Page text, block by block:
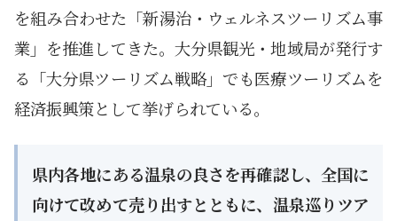
を組み合わせた「新湯治・ウェルネスツーリズム事
業」を推進してきた。大分県観光・地域局が発行す
る「大分県ツーリズム戦略」でも医療ツーリズムを
経済振興策として挙げられている。
県内各地にある温泉の良さを再確認し、全国に
向けて改めて売り出すとともに、温泉巡りツア